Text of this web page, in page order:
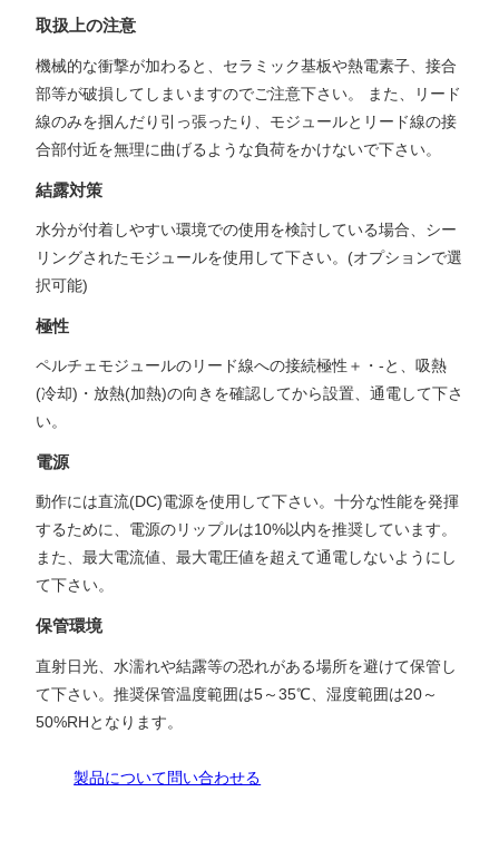
取扱上の注意
機械的な衝撃が加わると、セラミック基板や熱電素子、接合
部等が破損してしまいますのでご注意下さい。 また、リード
線のみを掴んだり引っ張ったり、モジュールとリード線の接
合部付近を無理に曲げるような負荷をかけないで下さい。
結露対策
水分が付着しやすい環境での使用を検討している場合、シー
リングされたモジュールを使用して下さい。(オプションで選
択可能)
極性
ペルチェモジュールのリード線への接続極性＋・-と、吸熱
(冷却)・放熱(加熱)の向きを確認してから設置、通電して下さ
い。
電源
動作には直流(DC)電源を使用して下さい。十分な性能を発揮
するために、電源のリップルは10%以内を推奨しています。
また、最大電流値、最大電圧値を超えて通電しないようにし
て下さい。
保管環境
直射日光、水濡れや結露等の恐れがある場所を避けて保管し
て下さい。推奨保管温度範囲は5～35℃、湿度範囲は20～
50%RHとなります。
製品について問い合わせる